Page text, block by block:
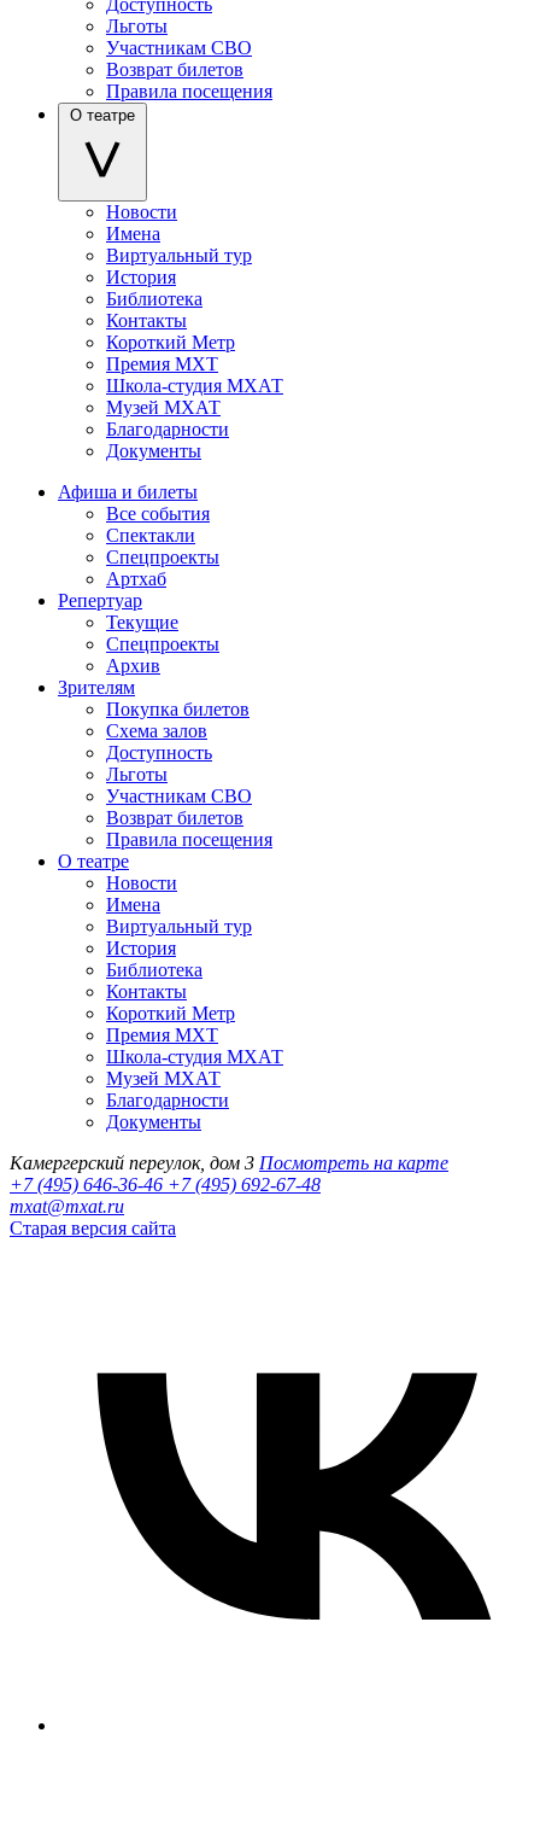
Доступность
Льготы
Участникам СВО
Возврат билетов
Правила посещения
О театре
Новости
Имена
Виртуальный тур
История
Библиотека
Контакты
Короткий Метр
Премия МХТ
Школа-студия МХАТ
Музей МХАТ
Благодарности
Документы
Афиша и билеты
Все события
Спектакли
Спецпроекты
Артхаб
Репертуар
Текущие
Спецпроекты
Архив
Зрителям
Покупка билетов
Схема залов
Доступность
Льготы
Участникам СВО
Возврат билетов
Правила посещения
О театре
Новости
Имена
Виртуальный тур
История
Библиотека
Контакты
Короткий Метр
Премия МХТ
Школа-студия МХАТ
Музей МХАТ
Благодарности
Документы
Камергерский переулок, дом 3 Посмотреть на карте
+7 (495) 646-36-46 +7 (495) 692-67-48‬
mxat@mxat.ru
Старая версия сайта